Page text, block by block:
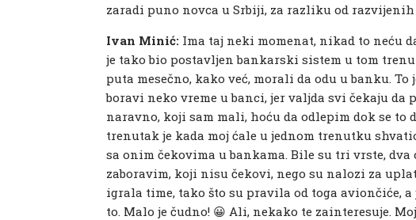
zaradi puno novca u Srbiji, za razliku od
Ivan Minić: Ima taj neki momenat, nikad to neću
je tako bio postavljen bankarski sistem u tom
puta mesečno, kako već, morali da odu u banku. To
boravi neko vreme u banci, jer valjda svi čekaju
naravno, koji sam mali, hoću da odlepim dok se to
trenutak je kada moj ćale u jednom trenutku
sa onim čekovima u bankama. Bile su tri vrste,
zaboravim, koji nisu čekovi, nego su nalozi za
igrala time, tako što su pravila od toga aviončiće,
to. Malo je čudno! 😀 Ali, nekako te zainteresuje.